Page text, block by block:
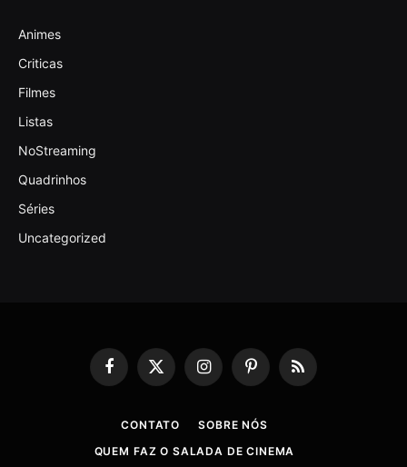
Animes
Criticas
Filmes
Listas
NoStreaming
Quadrinhos
Séries
Uncategorized
Facebook
X
InstagramPinterestRSS
CONTATO
SOBRE NÓS
QUEM FAZ O SALADA DE CINEMA